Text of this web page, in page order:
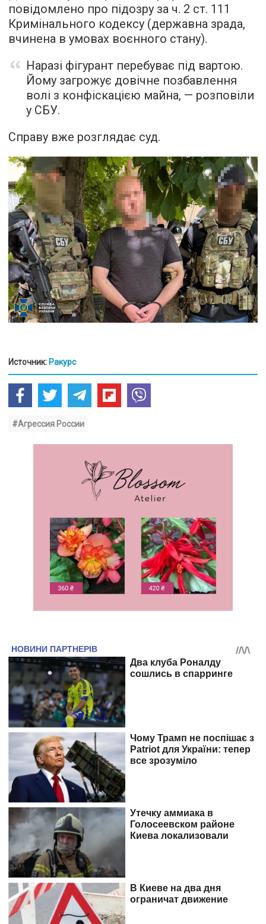
повідомлено про підозру за ч. 2 ст. 111
Кримінального кодексу (державна зрада,
вчинена в умовах воєнного стану).
Наразі фігурант перебуває під вартою.
Йому загрожує довічне позбавлення
волі з конфіскацією майна, — розповіли
у СБУ.
Справу вже розглядає суд.
Источник: Ракурс
#Агрессия России